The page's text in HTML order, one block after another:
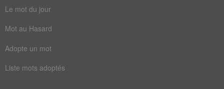
Le mot du jour
Mot au Hasard
Adopte un mot
Liste mots adoptés